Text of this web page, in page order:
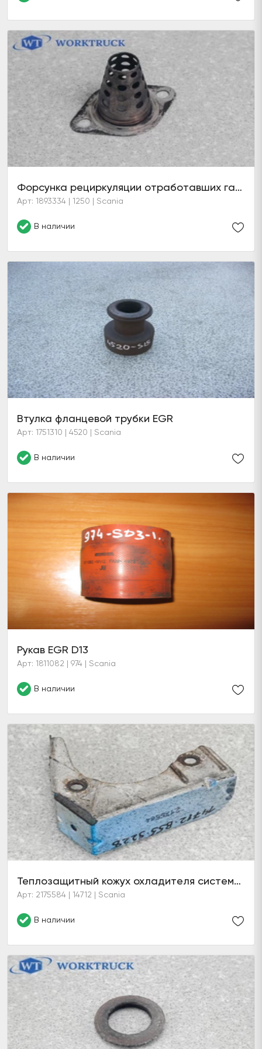
Форсунка рециркуляции отработавших газов двигателя
Арт: 1893334 | 1250 | Scania
В наличии
Втулка фланцевой трубки EGR
Арт: 1751310 | 4520 | Scania
В наличии
Рукав EGR D13
Арт: 1811082 | 974 | Scania
В наличии
Теплозащитный кожух охладителя системы EGR
Арт: 2175584 | 14712 | Scania
В наличии